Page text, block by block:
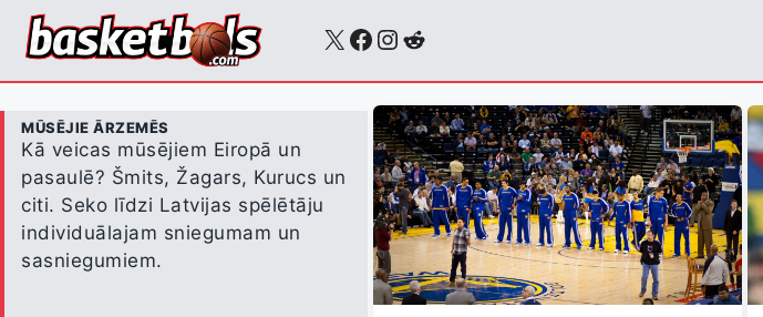
Skip
X Facebook
Instagram
Reddit
MŪSĒJIE ĀRZEMĒS
Kā veicas mūsējiem Eiropā un
pasaulē? Šmits, Žagars, Kurucs un
citi. Seko līdzi Latvijas spēlētāju
individuālajam sniegumam un
sasniegumiem.